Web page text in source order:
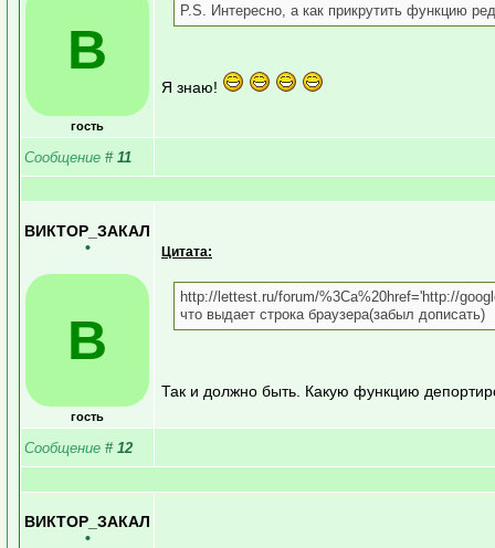
В
гость
P.S. Интересно, а как прикрутить функцию
Я знаю!
Сообщение # 11
ВИКТОР_ЗАКАЛ
•
В
гость
Цитата:
http://lettest.ru/forum/%3Ca%20href='http://
что выдает строка браузера(забыл дописать)
Так и должно быть. Какую функцию
Сообщение # 12
ВИКТОР_ЗАКАЛ
•